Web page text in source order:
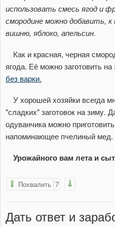
использовать смесь ягод и
смородине можно добавить,
вишню, яблоко, апельсин.
Как и красная, черная
ягода. Её можно заготовить на
без варки.
У хорошей хозяйки всегда
"сладких" заготовок на зиму.
одуванчика можно приготовить
напоминающее пчелиный мед.
Урожайного вам лета и
Похвалить 7
Дать ответ и